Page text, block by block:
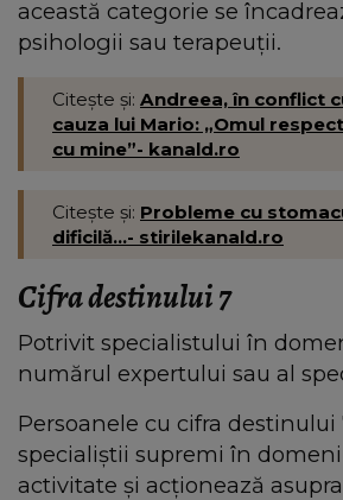
această categorie se
psihologii sau terapeuții.
Citește și: Andreea, în conflict
cauza lui Mario: „Omul
cu mine”- kanald.ro
Citește și: Probleme cu
dificilă...- stirilekanald.ro
Cifra destinului 7
Potrivit specialistului în
numărul expertului sau al
Persoanele cu cifra destinului
specialiștii supremi în
activitate și acționează